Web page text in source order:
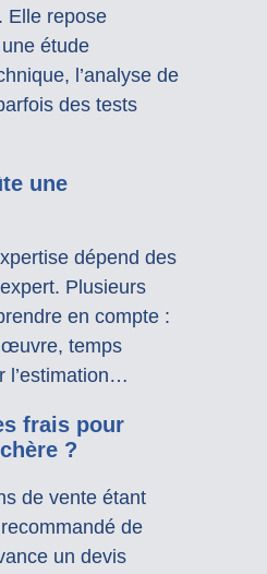
Elle repose
étude
l’analyse de
des tests
une
dépend des
Plusieurs
en compte :
temps
l’estimation…
frais pour
?
de vente étant
de
un devis